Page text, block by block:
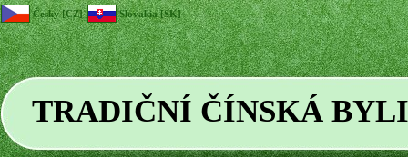
TRADIČNÍ ČÍNSKÁ
Česky [CZ] Slovakia [SK]